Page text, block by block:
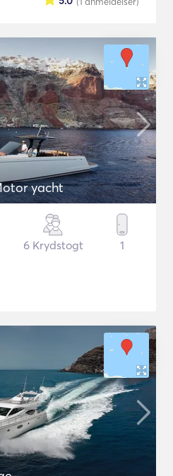
yacht Italy Motor yacht
6 Krydstogt 1